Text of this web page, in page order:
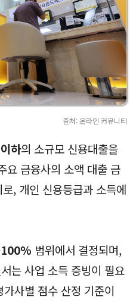
출처: 온라인 커뮤니티
하의 소규모 신용대출을
요 금융사의 소액 대출 금
, 개인 신용등급과 소득에
범위에서 결정되며,
는 사업 소득 증빙이 필요
사별 점수 산정 기준이